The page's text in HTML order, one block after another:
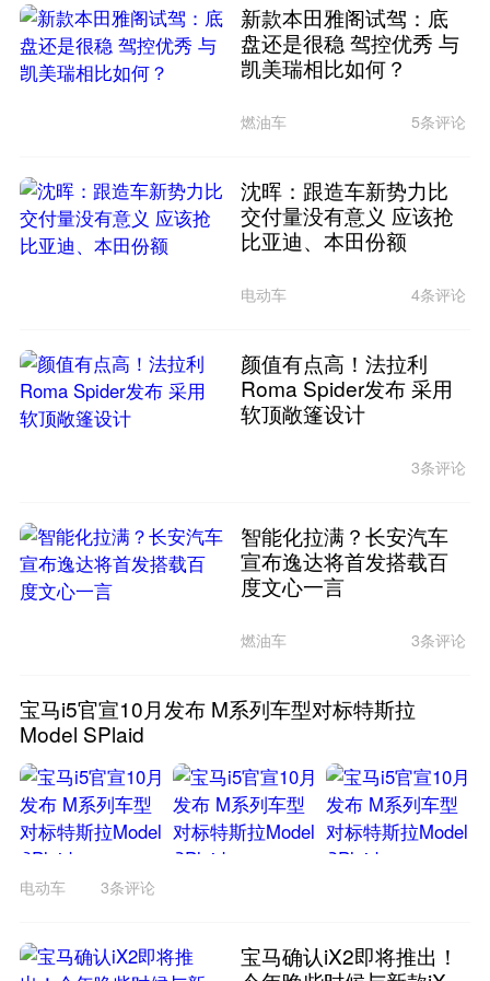
新款本田雅阁试驾：底
盘还是很稳 驾控优秀 与
凯美瑞相比如何？
燃油车 5条评论
沈晖：跟造车新势力比
交付量没有意义 应该抢
比亚迪、本田份额
电动车 4条评论
颜值有点高！法拉利
Roma Spider发布 采用
软顶敞篷设计
3条评论
智能化拉满？长安汽车
宣布逸达将首发搭载百
度文心一言
燃油车 3条评论
宝马i5官宣10月发布 M系列车型对标特斯拉
Model SPlaid
电动车 3条评论
宝马确认iX2即将推出！